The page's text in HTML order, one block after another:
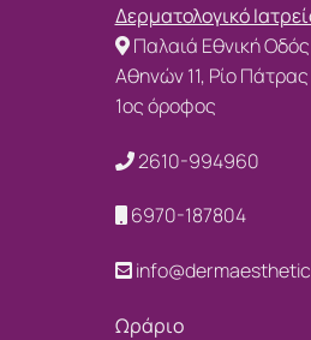
Δερματολογικό
Παλαιά Εθνική
Αθηνών 11, Ρίο Πάτρας
1ος όροφος
2610-994960
6970-187804
Ωράριο